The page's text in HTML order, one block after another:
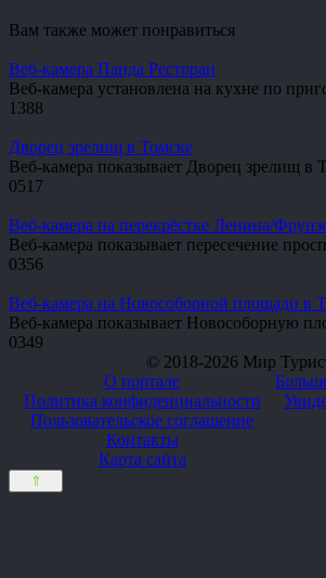
Вам также может понравиться
Веб-камера Панда Ресторан
Веб-камера установлена на кухне по
1 388
Дворец зрелищ в Томске
Веб-камера показывает Дворец зрелищ в
0517
Веб-камера на перекрёстке Ленина/
Веб-камера показывает пересечение
0356
Веб-камера на Новособорной площади в
Веб-камера показывает Новособорную
0349
© 2018-2026 Мир
О портале
Политика конфиденциальности
Пользовательское соглашение
Контакты
Карта сайта